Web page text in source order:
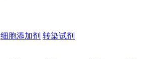
细胞添加剂 转染试剂